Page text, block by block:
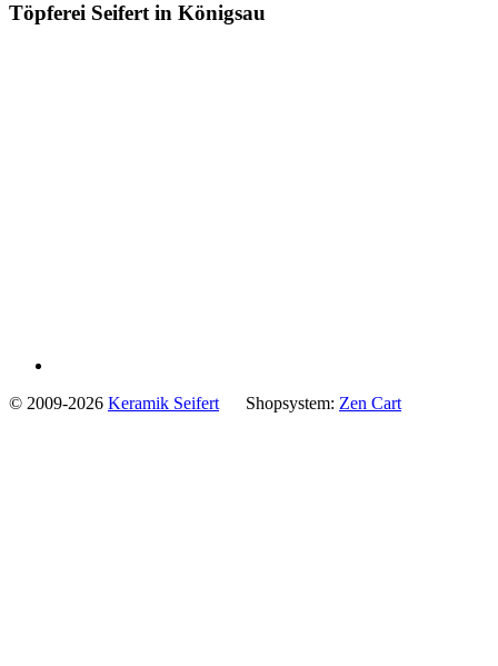
Töpferei Seifert in Königsau
© 2009-2026 Keramik Seifert Shopsystem: Zen Cart